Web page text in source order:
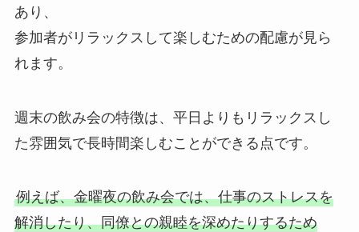
あり、
参加者がリラックスして楽しむための配慮が見ら
れます。
週末の飲み会の特徴は、平日よりもリラックスし
た雰囲気で長時間楽しむことができる点です。
例えば、金曜夜の飲み会では、仕事のストレスを
解消したり、同僚との親睦を深めたりするため